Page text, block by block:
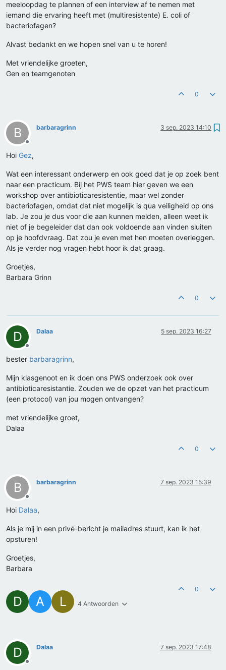
meeloopdag te plannen of een interview af te nemen met
iemand die ervaring heeft met (multiresistente) E. coli of
bacteriofagen?
Alvast bedankt en we hopen snel van u te horen!
Met vriendelijke groeten,
Gen en teamgenoten
0
B
Offline
barbaragrinn 3 sep. 2023 14:10
Hoi Gez,
Wat een interessant onderwerp en ook goed dat je op zoek bent
naar een practicum. Bij het PWS team hier geven we een
workshop over antibioticaresistentie, maar wel zonder
bacteriofagen, omdat dat niet mogelijk is qua veiligheid op ons
lab. Je zou je dus voor die aan kunnen melden, alleen weet ik
niet of je begeleider dat dan ook voldoende aan vinden sluiten
op je hoofdvraag. Dat zou je even met hen moeten overleggen.
Als je verder nog vragen hebt hoor ik dat graag.
Groetjes,
Barbara Grinn
0
D
Offline
Dalaa 5 sep. 2023 16:27
bester barbaragrinn,
Mijn klasgenoot en ik doen ons PWS onderzoek ook over
antibioticaresistantie. Zouden we de opzet van het practicum
(een protocol) van jou mogen ontvangen?
met vriendelijke groet,
Dalaa
0
B
Offline
barbaragrinn 7 sep. 2023 15:39
Hoi Dalaa,
Als je mij in een privé-bericht je mailadres stuurt, kan ik het
opsturen!
Groetjes,
Barbara
D A L 4 Antwoorden
0
D
Offline
Dalaa 7 sep. 2023 17:48